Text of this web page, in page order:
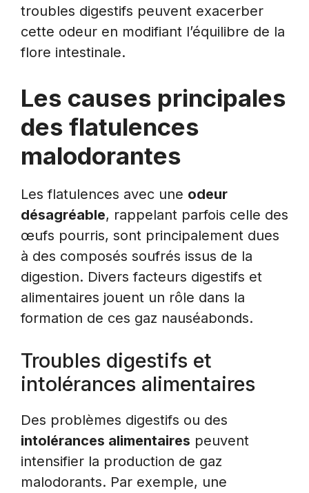
troubles digestifs peuvent exacerber
cette odeur en modifiant l’équilibre de la
flore intestinale.
Les causes principales
des flatulences
malodorantes
Les flatulences avec une odeur
désagréable, rappelant parfois celle des
œufs pourris, sont principalement dues
à des composés soufrés issus de la
digestion. Divers facteurs digestifs et
alimentaires jouent un rôle dans la
formation de ces gaz nauséabonds.
Troubles digestifs et
intolérances alimentaires
Des problèmes digestifs ou des
intolérances alimentaires peuvent
intensifier la production de gaz
malodorants. Par exemple, une